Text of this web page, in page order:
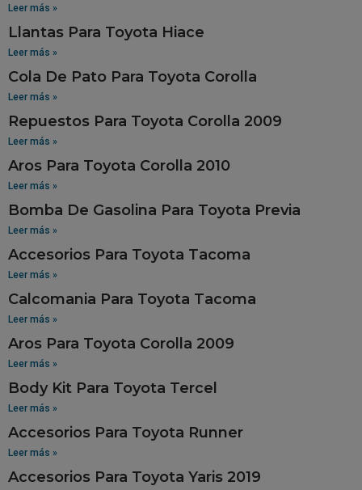
Leer más »
Llantas Para Toyota Hiace
Leer más »
Cola De Pato Para Toyota Corolla
Leer más »
Repuestos Para Toyota Corolla 2009
Leer más »
Aros Para Toyota Corolla 2010
Leer más »
Bomba De Gasolina Para Toyota Previa
Leer más »
Accesorios Para Toyota Tacoma
Leer más »
Calcomania Para Toyota Tacoma
Leer más »
Aros Para Toyota Corolla 2009
Leer más »
Body Kit Para Toyota Tercel
Leer más »
Accesorios Para Toyota Runner
Leer más »
Accesorios Para Toyota Yaris 2019